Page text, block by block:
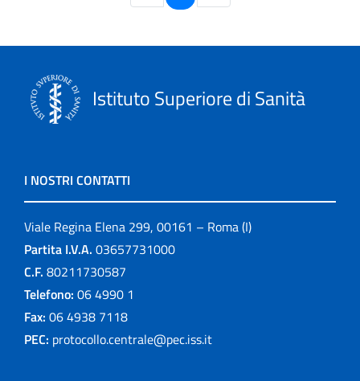
Istituto Superiore di Sanità
I NOSTRI CONTATTI
Viale Regina Elena 299, 00161 – Roma (I)
Partita I.V.A. 03657731000
C.F. 80211730587
Telefono: 06 4990 1
Fax: 06 4938 7118
PEC: protocollo.centrale@pec.iss.it